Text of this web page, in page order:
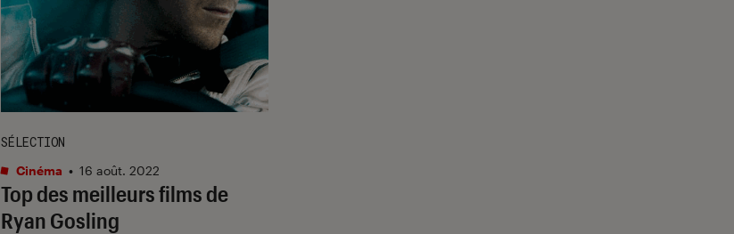
Top des meilleurs films de
Ryan Gosling
SÉLECTION
Cinéma • 16 août. 2022